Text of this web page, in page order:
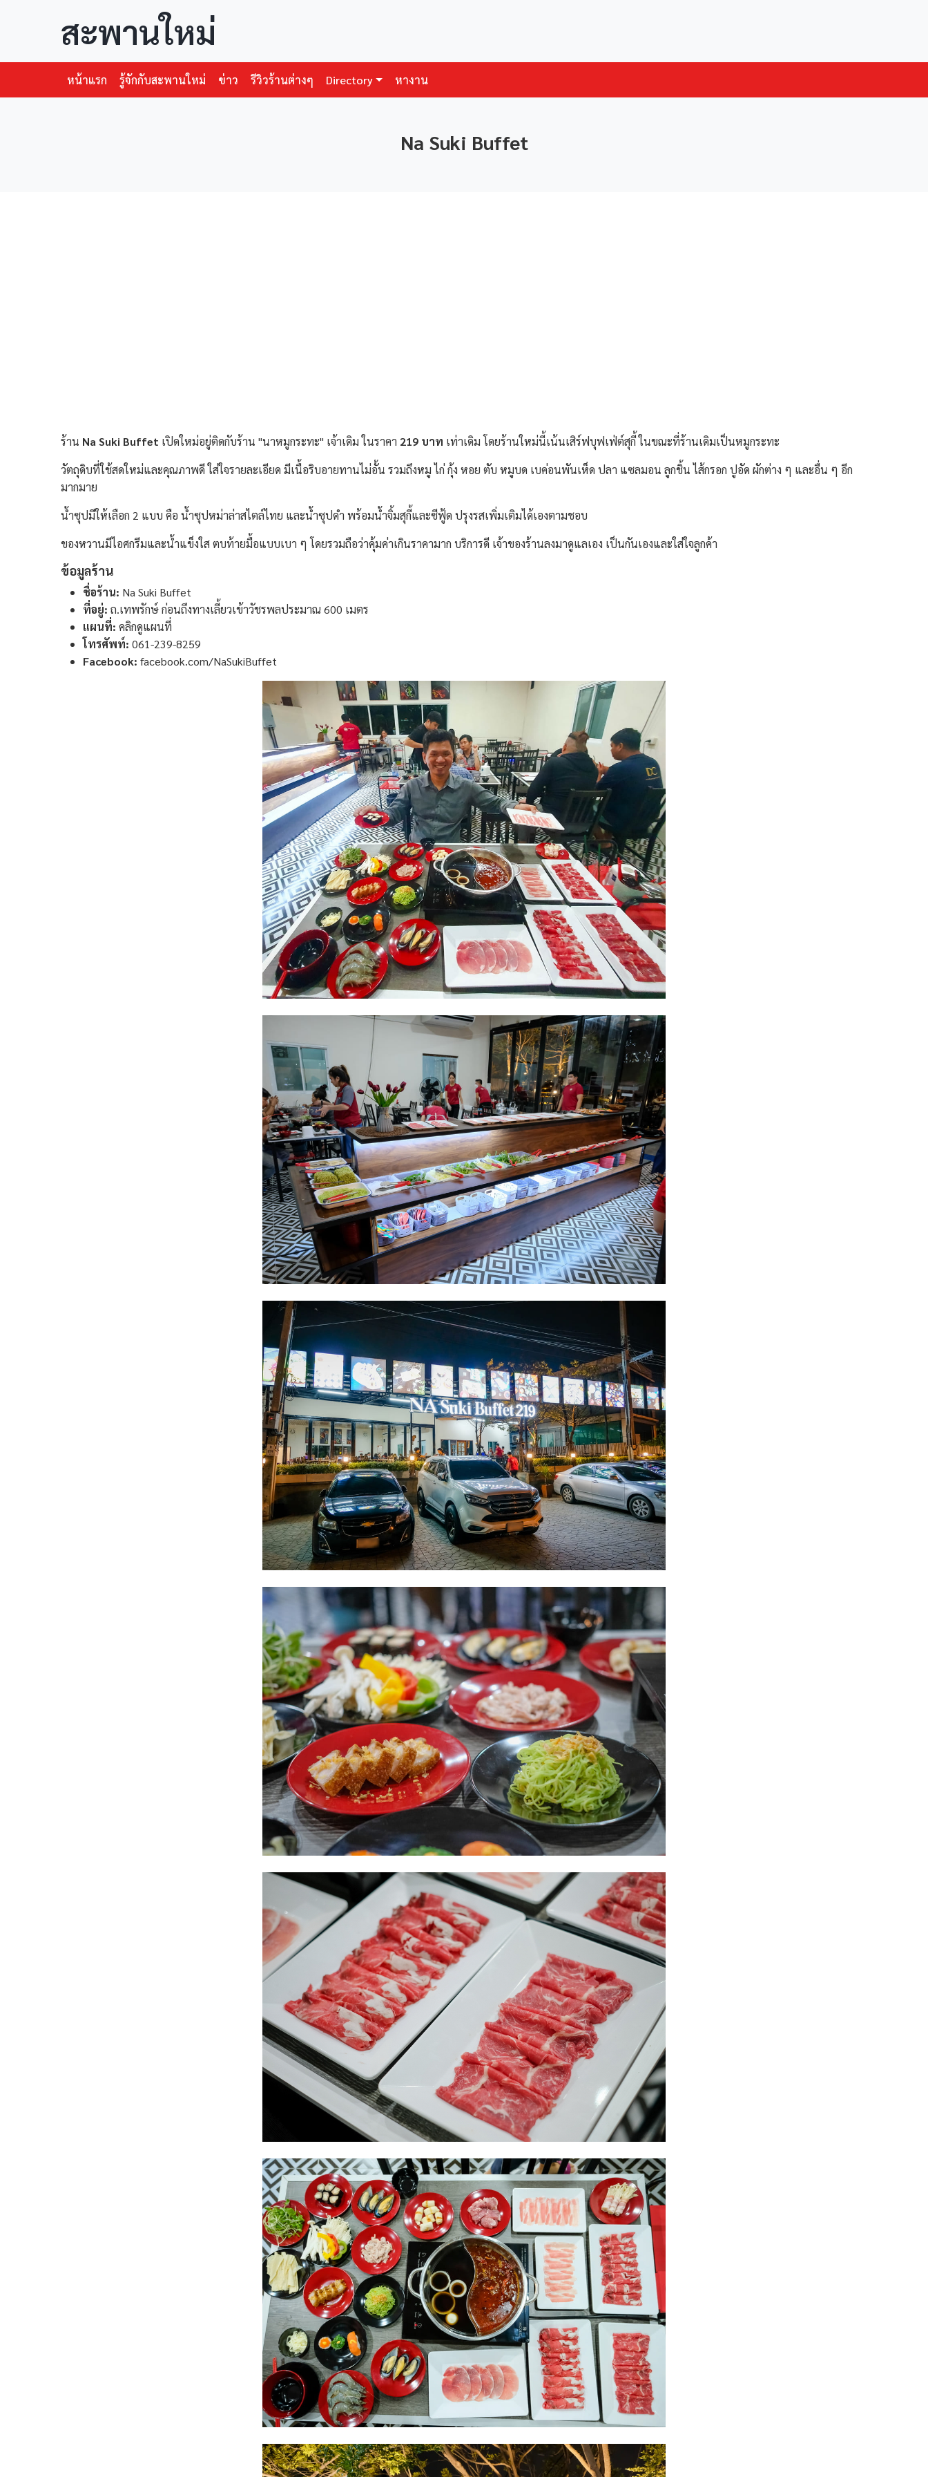
สะพานใหม่
หน้าแรก รู้จักกับสะพานใหม่ ข่าว รีวิวร้านต่างๆ Directory หางาน
Na Suki Buffet
ร้าน Na Suki Buffet เปิดใหม่อยู่ติดกับร้าน "นาหมูกระทะ" เจ้าเดิม ในราคา 219 บาท เท่าเดิม โดยร้านใหม่นี้เน้นเสิร์ฟบุฟเฟ่ต์สุกี้ ในขณะที่ร้านเดิมเป็นหมูกระทะ
วัตถุดิบที่ใช้สดใหม่และคุณภาพดี ใส่ใจรายละเอียด มีเนื้อริบอายทานไม่อั้น รวมถึงหมู ไก่ กุ้ง หอย ตับ หมูบด เบค่อนพันเห็ด ปลา แซลมอน ลูกชิ้น ไส้กรอก ปูอัด ผักต่าง ๆ และอื่น ๆ อีก
มากมาย
น้ำซุปมีให้เลือก 2 แบบ คือ น้ำซุปหม่าล่าสไตล์ไทย และน้ำซุปดำ พร้อมน้ำจิ้มสุกี้และซีฟู้ด ปรุงรสเพิ่มเติมได้เองตามชอบ
ของหวานมีไอศกรีมและน้ำแข็งใส ตบท้ายมื้อแบบเบา ๆ โดยรวมถือว่าคุ้มค่าเกินราคามาก บริการดี เจ้าของร้านลงมาดูแลเอง เป็นกันเองและใส่ใจลูกค้า
ข้อมูลร้าน
ชื่อร้าน: Na Suki Buffet
ที่อยู่: ถ.เทพรักษ์ ก่อนถึงทางเลี้ยวเข้าวัชรพลประมาณ 600 เมตร
แผนที่: คลิกดูแผนที่
โทรศัพท์: 061-239-8259
Facebook: facebook.com/NaSukiBuffet